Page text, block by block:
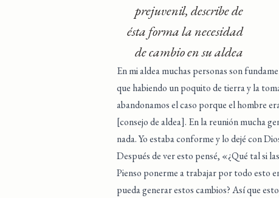
prejuvenil, describe de
ésta forma la necesidad
de cambio en su aldea
En mi aldea muchas personas son
que habiendo un poquito de tierra y la
abandonamos el caso porque el hombre
[consejo de aldea]. En la reunión mucha
nada. Yo estaba conforme y lo dejé con
Después de ver esto pensé, «¿Qué tal si
Pienso ponerme a trabajar por todo esto
pueda generar estos cambios? Así que